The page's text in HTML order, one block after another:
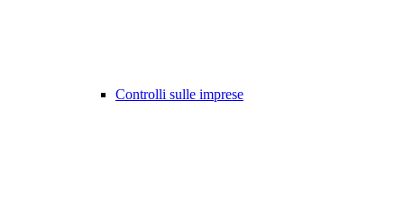
Controlli sulle imprese